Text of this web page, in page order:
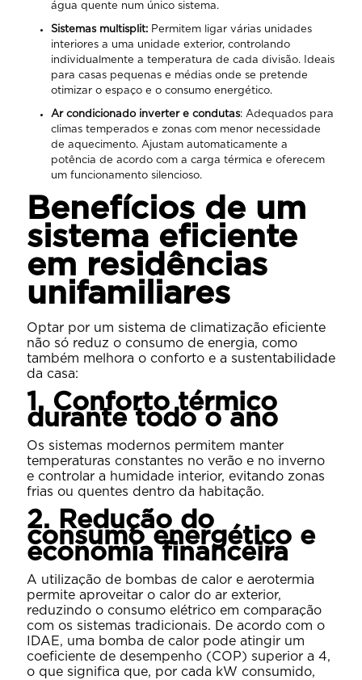
água quente num único sistema.
Sistemas multisplit: Permitem ligar várias unidades
interiores a uma unidade exterior, controlando
individualmente a temperatura de cada divisão. Ideais
para casas pequenas e médias onde se pretende
otimizar o espaço e o consumo energético.
Ar condicionado inverter e condutas: Adequados para
climas temperados e zonas com menor necessidade
de aquecimento. Ajustam automaticamente a
potência de acordo com a carga térmica e oferecem
um funcionamento silencioso.
Benefícios de um
sistema eficiente
em residências
unifamiliares
Optar por um sistema de climatização eficiente
não só reduz o consumo de energia, como
também melhora o conforto e a sustentabilidade
da casa:
1. Conforto térmico
durante todo o ano
Os sistemas modernos permitem manter
temperaturas constantes no verão e no inverno
e controlar a humidade interior, evitando zonas
frias ou quentes dentro da habitação.
2. Redução do
consumo energético e
economia financeira
A utilização de bombas de calor e aerotermia
permite aproveitar o calor do ar exterior,
reduzindo o consumo elétrico em comparação
com os sistemas tradicionais. De acordo com o
IDAE, uma bomba de calor pode atingir um
coeficiente de desempenho (COP) superior a 4,
o que significa que, por cada kW consumido,